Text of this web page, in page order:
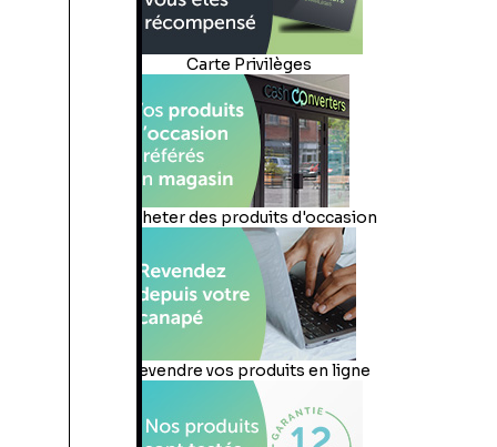
Carte Privilèges
Acheter des produits d'occasion
Revendre vos produits en ligne